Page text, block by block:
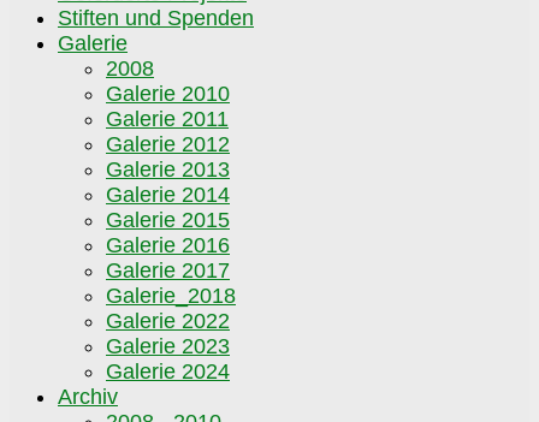
Stiften und Spenden
Galerie
2008
Galerie 2010
Galerie 2011
Galerie 2012
Galerie 2013
Galerie 2014
Galerie 2015
Galerie 2016
Galerie 2017
Galerie_2018
Galerie 2022
Galerie 2023
Galerie 2024
Archiv